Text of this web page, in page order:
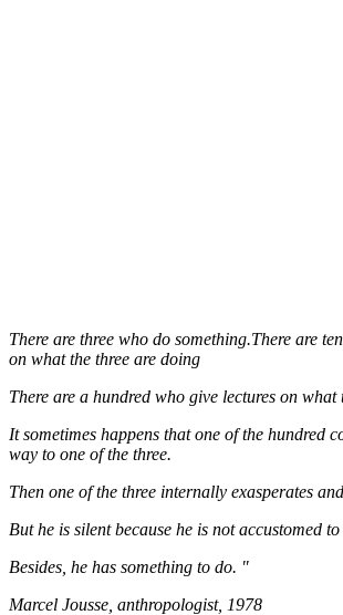
There are three who do something.There are
on what the three are doing
There are a hundred who give lectures on what
It sometimes happens that one of the hundred
way to one of the three.
Then one of the three internally exasperates
But he is silent because he is not accustomed to
Besides, he has something to do. "
Marcel Jousse, anthropologist, 1978